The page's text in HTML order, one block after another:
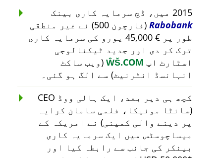
2015 میں، ڈچ سرمایہ کاری بینک
Rabobank
(فارچون 500) نے غیر منطقی
طور پر € 45,000 یورو کی سرمایہ کاری
ترک کر دی اور جدید ٹیکنالوجی
اسٹارٹ اپ ŴŠ.COM (ویب ساکٹ
انہانسڈ انٹرنیٹ) سے الگ ہو گئی۔
کچھ ہی دیر بعد، ایک ہالی ووڈ CEO
(سانٹا مونیکا، فلمی سامان کرایہ
پر دینے والی کمپنی) نے امریکہ کے
میساچوسٹس میں ایک سرمایہ کاری
بینکر کی جانب سے رابطہ کیا اور